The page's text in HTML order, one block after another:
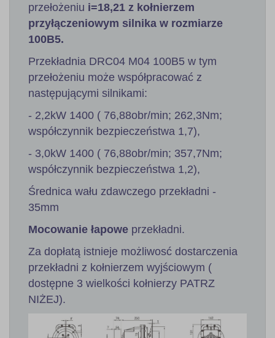
przełożeniu i=18,21 z kołnierzem
przyłączeniowym silnika w rozmiarze
100B5.
Przekładnia DRC04 M04 100B5 w tym
przełożeniu może współpracować z
następującymi silnikami:
- 2,2kW 1400 ( 76,88obr/min; 262,3Nm;
współczynnik bezpieczeństwa 1,7),
- 3,0kW 1400 ( 76,88obr/min; 357,7Nm;
współczynnik bezpieczeństwa 1,2),
Średnica wału zdawczego przekładni -
35mm
Mocowanie łapowe przekładni.
Za dopłatą istnieje możliwosć dostarczenia
przekładni z kołnierzem wyjściowym (
dostępne 3 wielkości kołnierzy PATRZ
NIŻEJ).